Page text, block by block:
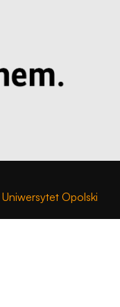
Uniwersytet Opolski